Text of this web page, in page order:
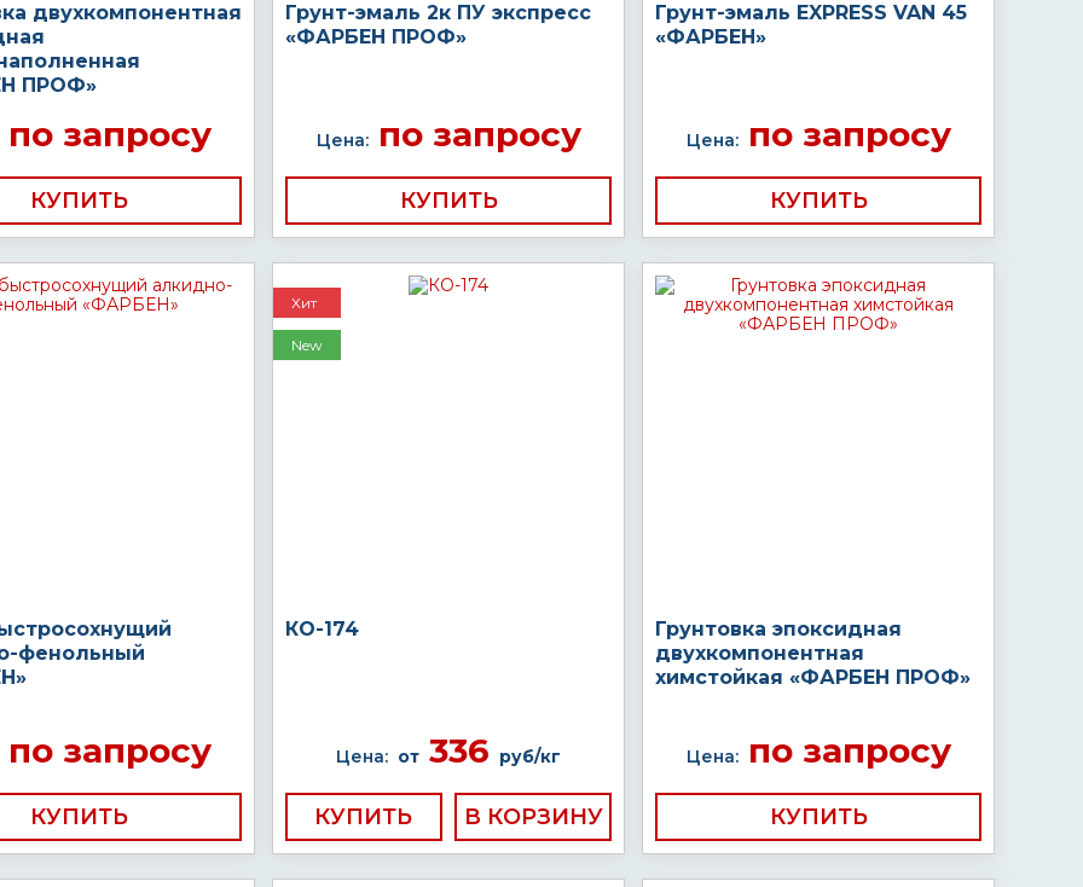
двухкомпонентная
ПРОФ»
запросу
КУПИТЬ
Грунт-эмаль 2к ПУ экспресс
«ФАРБЕН ПРОФ»
Цена:по запросу
КУПИТЬ
Грунт-эмаль EXPRESS VAN 45
«ФАРБЕН»
Цена:по запросу
КУПИТЬ
фенольный
запросу
КУПИТЬ
Хит
New
КО-174
Цена: от 336 руб/кг
КУПИТЬ
Грунтовка эпоксидная
двухкомпонентная
химстойкая «ФАРБЕН ПРОФ»
Цена:по запросу
КУПИТЬ